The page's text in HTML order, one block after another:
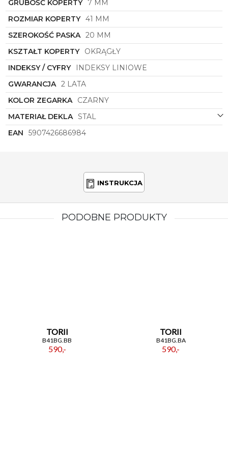
elegancją.
GRUBOŚĆ KOPERTY 7 MM
ROZMIAR KOPERTY 41 MM
SZEROKOŚĆ PASKA 20 MM
KSZTAŁT KOPERTY OKRĄGŁY
INDEKSY / CYFRY
INDEKSY LINIOWE
GWARANCJA 2 LATA
KOLOR ZEGARKA CZARNY
MATERIAŁ DEKLA STAL
EAN
5907426686984
INSTRUKCJA
PODOBNE PRODUKTY
TORII
B41BG.BB
590,-
TORII
B41BG.BA
590,-